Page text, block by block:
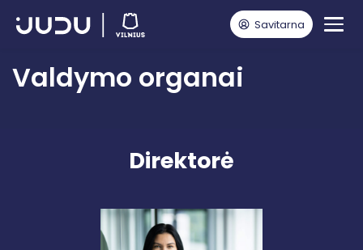
Savitarna
Valdymo organai
Valdymo organai
Direktorė